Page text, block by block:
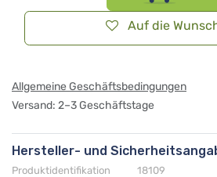
Auf die
Allgemeine Geschäftsbedingungen
Versand: 2–3 Geschäftstage
Hersteller- und
Produktidentifikation
18109